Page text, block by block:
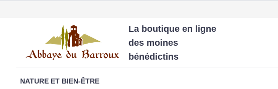
NATURE ET BIEN-ÊTRE
La boutique en ligne
des moines
bénédictins